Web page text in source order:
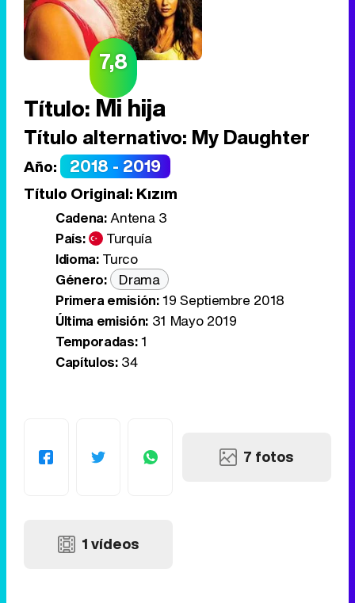
7,8
Título: Mi hija
Título alternativo: My Daughter
Año: 2018 - 2019
Título Original: Kızım
Cadena:Antena 3
País:
Turquía
Idioma: Turco
Género:
Drama
Primera emisión:19 Septiembre 2018
Última emisión:31 Mayo 2019
Temporadas:1
Capítulos:34
7 fotos
1 vídeos